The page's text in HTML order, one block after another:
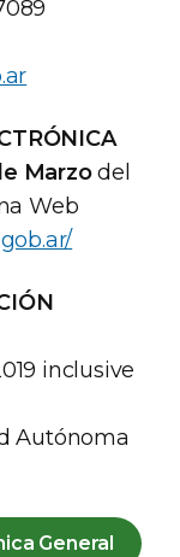
Marzodel
Web
inclusive
Autónoma
General